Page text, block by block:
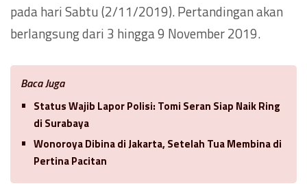
pada hari Sabtu (2/11/2019). Pertandingan akan
berlangsung dari 3 hingga 9 November 2019.
Baca Juga
Status Wajib Lapor Polisi: Tomi Seran Siap Naik Ring
di Surabaya
Wonoroya Dibina di Jakarta, Setelah Tua Membina di
Pertina Pacitan